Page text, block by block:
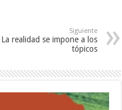
Siguiente
La realidad se impone a los
tópicos